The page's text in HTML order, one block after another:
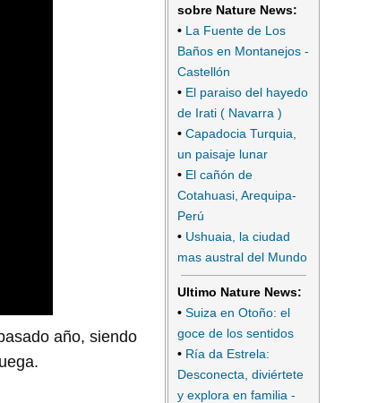
año, siendo
sobre Nature News:
• La Fuente de Los
Baños en Montanejos -
Castellón
• El paraiso del hayedo
de Irati ( Navarra )
• Capadocia Turquia,
un paisaje lunar
• El cañón de
Cotahuasi, Arequipa-
Perú
• Ushuaia, la ciudad
mas austral del Mundo
Ultimo Nature News:
• Suiza en Otoño: el
goce de los sentidos
• Ría da Estrela:
Desconecta, diviértete
y explora en familia -